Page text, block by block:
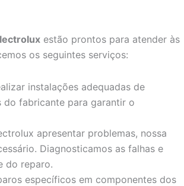
estão prontos para atender às
os seguintes serviços:
instalações adequadas de
do fabricante para garantir o
apresentar problemas, nossa
Diagnosticamos as falhas e
do reparo.
específicos em componentes dos